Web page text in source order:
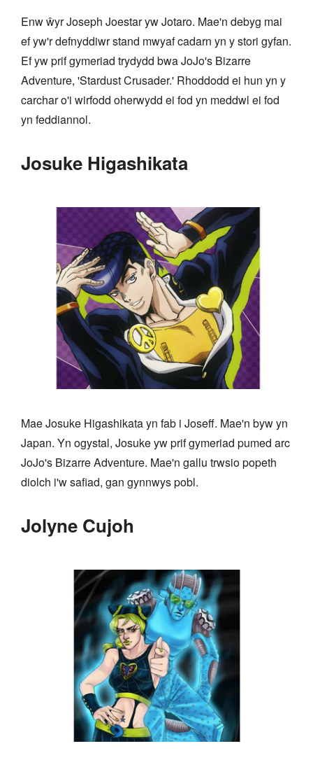
Enw ŵyr Joseph Joestar yw Jotaro. Mae'n debyg mai
ef yw'r defnyddiwr stand mwyaf cadarn yn y stori gyfan.
Ef yw prif gymeriad trydydd bwa JoJo's Bizarre
Adventure, 'Stardust Crusader.' Rhoddodd ei hun yn y
carchar o'i wirfodd oherwydd ei fod yn meddwl ei fod
yn feddiannol.
Josuke Higashikata
Mae Josuke Higashikata yn fab i Joseff. Mae'n byw yn
Japan. Yn ogystal, Josuke yw prif gymeriad pumed arc
JoJo's Bizarre Adventure. Mae'n gallu trwsio popeth
diolch i'w safiad, gan gynnwys pobl.
Jolyne Cujoh